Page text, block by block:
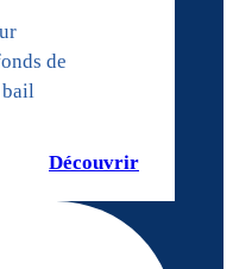
de
bail
Découvrir